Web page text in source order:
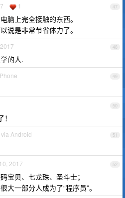
47
1
脑上完全接触的东西。
说是非常节省体力了。
48
的人.
49
50
51
Android
52
2017
宝贝、七龙珠、圣斗士；
大一部分人成为了“程序员”。